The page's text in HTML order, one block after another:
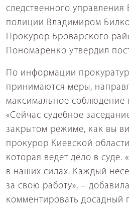
следственного управления
полиции Владимиром
Прокурор Броварского
Пономаренко утвердил
По информации
принимаются меры,
максимальное соблюдение
«Сейчас судебное
закрытом режиме, как вы
прокурор Киевской
которая ведет дело в суде.
в наших силах. Каждый
за свою работу», –
комментировать досадный